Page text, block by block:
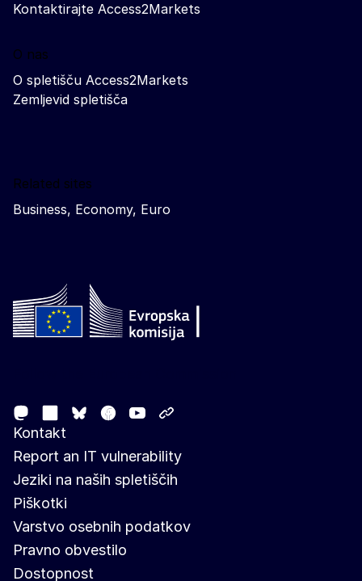
Kontaktirajte Access2Markets
O nas
O spletišču Access2Markets
Zemljevid spletišča
Related sites
Business, Economy, Euro
MastodonLinkedIn
Bluesky
Facebook
Youtube
Kontakt
Report an IT vulnerability
Jeziki na naših spletiščih
Piškotki
Varstvo osebnih podatkov
Pravno obvestilo
Dostopnost